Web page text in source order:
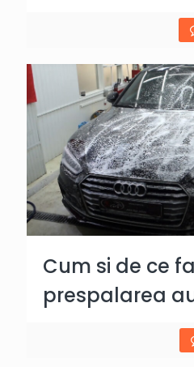
Cum si de ce
prespalarea